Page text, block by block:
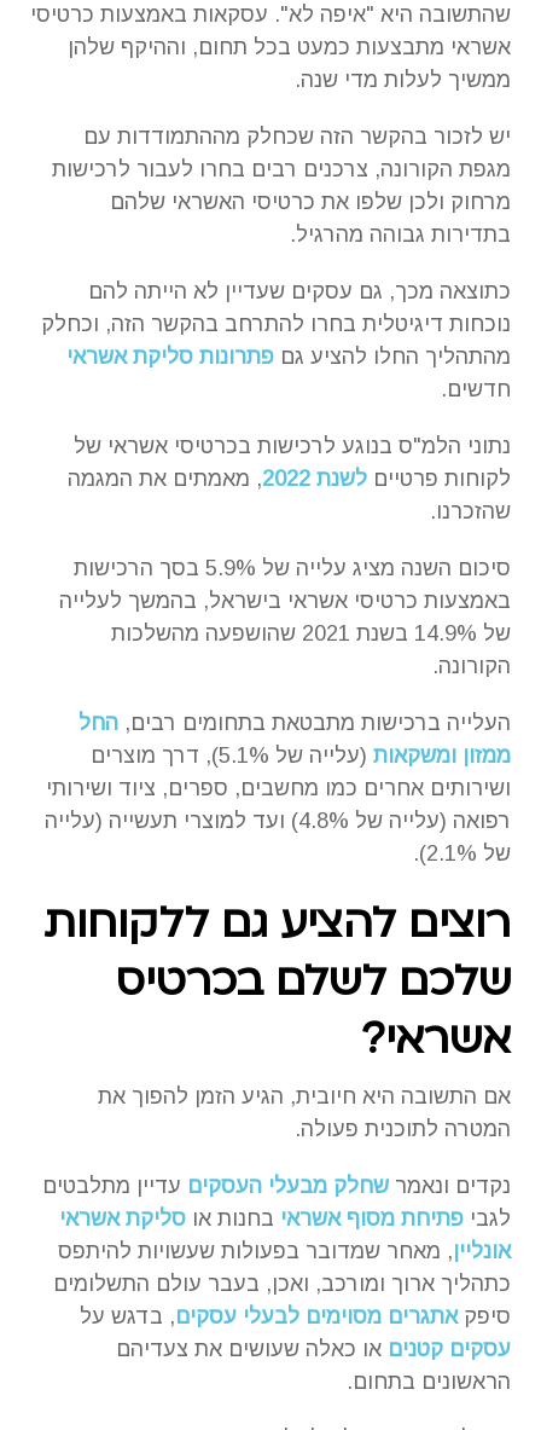
שהתשובה היא "איפה לא". עסקאות באמצעות כרטיסי
אשראי מתבצעות כמעט בכל תחום, וההיקף שלהן
ממשיך לעלות מדי שנה.
יש לזכור בהקשר הזה שכחלק מההתמודדות עם
מגפת הקורונה, צרכנים רבים בחרו לעבור לרכישות
מרחוק ולכן שלפו את כרטיסי האשראי שלהם
בתדירות גבוהה מהרגיל.
כתוצאה מכך, גם עסקים שעדיין לא הייתה להם
נוכחות דיגיטלית בחרו להתרחב בהקשר הזה, וכחלק
מהתהליך החלו להציע גם פתרונות סליקת אשראי
חדשים.
נתוני הלמ"ס בנוגע לרכישות בכרטיסי אשראי של
לקוחות פרטיים לשנת 2022
, מאמתים את המגמה
שהזכרנו.
סיכום השנה מציג עלייה של 5.9% בסך הרכישות
באמצעות כרטיסי אשראי בישראל, בהמשך לעלייה
של 14.9% בשנת 2021 שהושפעה מהשלכות
הקורונה.
העלייה ברכישות מתבטאת בתחומים רבים, החל
ממזון ומשקאות
(עלייה של 5.1%), דרך מוצרים
ושירותים אחרים כמו מחשבים, ספרים, ציוד ושירותי
רפואה (עלייה של 4.8%) ועד למוצרי תעשייה (עלייה
של 2.1%).
רוצים להציע גם ללקוחות
שלכם לשלם בכרטיס
אשראי?
אם התשובה היא חיובית, הגיע הזמן להפוך את
המטרה לתוכנית פעולה.
נקדים ונאמר שחלק מבעלי העסקים עדיין מתלבטים
לגבי פתיחת מסוף אשראי בחנות או סליקת אשראי
אונליין, מאחר שמדובר בפעולות שעשויות להיתפס
כתהליך ארוך ומורכב, ואכן, בעבר עולם התשלומים
סיפקאתגרים מסוימים לבעלי עסקים, בדגש על
עסקים קטנים או כאלה שעושים את צעדיהם
הראשונים בתחום.